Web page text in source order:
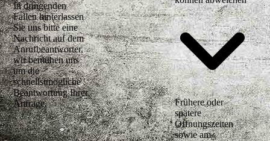
In dringenden
Fällen hinterlassen
Sie uns bitte eine
Nachricht auf dem
Anrufbeantworter,
wir bemühen uns
um die
schnellstmögliche
Beantwortung Ihrer
Anfrage.
Frühere oder
spätere
Öffnungszeiten
sowie am